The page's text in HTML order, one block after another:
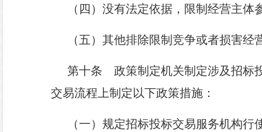
（四）没有法定依据，限制经营主
（五）其他排除限制竞争或者损害
第十条 政策制定机关制定涉及招标
交易流程上制定以下政策措施：
（一）规定招标投标交易服务机构